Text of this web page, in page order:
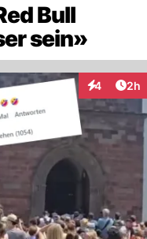
Bull
sein»
4 2h